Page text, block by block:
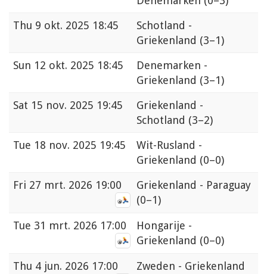
Thu 9 okt. 2025 18:45
Schotland -
Griekenland (3–1)
Sun 12 okt. 2025 18:45
Denemarken -
Griekenland (3–1)
Sat 15 nov. 2025 19:45
Griekenland -
Schotland (3–2)
Tue 18 nov. 2025 19:45
Wit-Rusland -
Griekenland (0–0)
Fri 27 mrt. 2026 19:00
Griekenland - Paraguay
(0–1)
Tue 31 mrt. 2026 17:00
Hongarije -
Griekenland (0–0)
Thu 4 jun. 2026 17:00
Zweden - Griekenland